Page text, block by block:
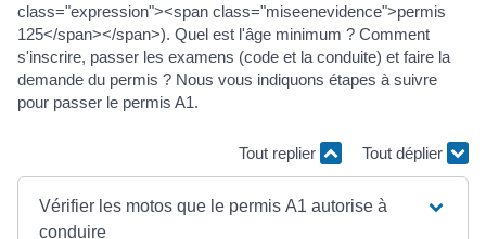
class="expression"><span class="miseenevidence">permis
125</span></span>). Quel est l'âge minimum ? Comment
s'inscrire, passer les examens (code et la conduite) et faire la
demande du permis ? Nous vous indiquons étapes à suivre
pour passer le permis A1.
Tout replier Tout déplier
Vérifier les motos que le permis A1 autorise à
conduire